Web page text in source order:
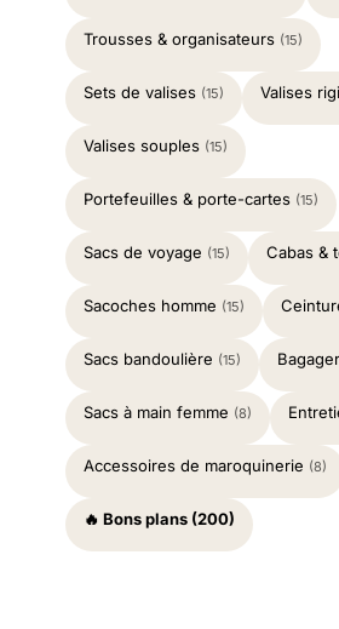
Trousses & organisateurs (15)
Sets de valises (15) Valises
Valises souples (15)
Portefeuilles & porte-cartes (15)
Sacs de voyage (15) Cabas &
Sacoches homme (15)
Sacs bandoulière (15)
Sacs à main femme (8)
Accessoires de maroquinerie (8)
🔥 Bons plans (200)